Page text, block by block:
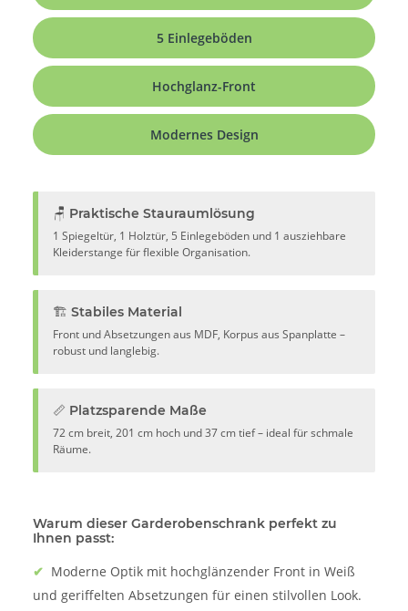
5 Einlegeböden
Hochglanz-Front
Modernes Design
🪑 Praktische Stauraumlösung
1 Spiegeltür, 1 Holztür, 5 Einlegeböden und 1 ausziehbare
Kleiderstange für flexible Organisation.
🏗️ Stabiles Material
Front und Absetzungen aus MDF, Korpus aus Spanplatte –
robust und langlebig.
📏 Platzsparende Maße
72 cm breit, 201 cm hoch und 37 cm tief – ideal für schmale
Räume.
Warum dieser Garderobenschrank perfekt zu
Ihnen passt:
✔ Moderne Optik mit hochglänzender Front in Weiß
und geriffelten Absetzungen für einen stilvollen Look.